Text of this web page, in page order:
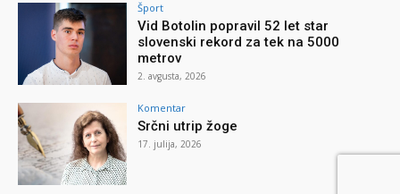
Šport
Vid Botolin popravil 52 let star
slovenski rekord za tek na 5000
metrov
2. avgusta, 2026
Komentar
Srčni utrip žoge
17. julija, 2026